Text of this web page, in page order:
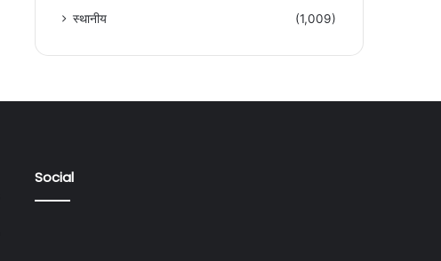
स्थानीय
(1,009)
Social